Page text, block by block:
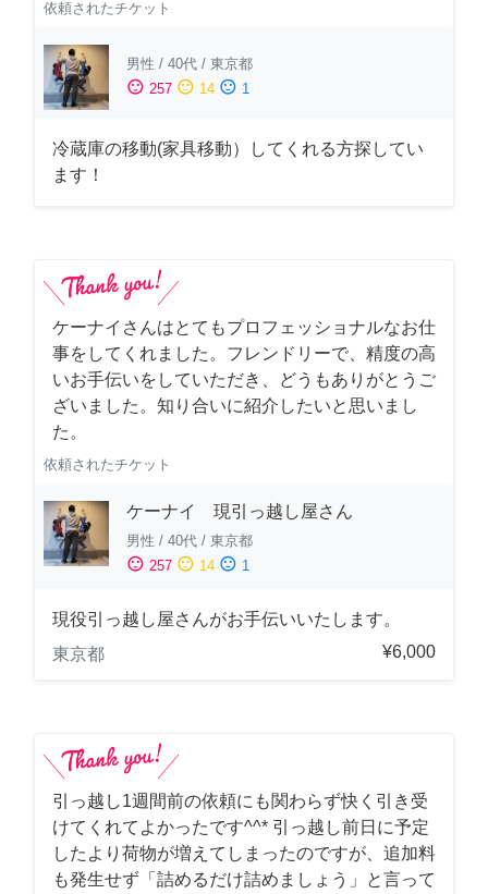
依頼されたチケット
男性 / 40代 / 東京都
sentiment_satisfied 257 sentiment_neutral 14 sentiment_dissatisfied 1
冷蔵庫の移動(家具移動）してくれる方探してい
ます！
ケーナイさんはとてもプロフェッショナルなお仕
事をしてくれました。フレンドリーで、精度の高
いお手伝いをしていただき、どうもありがとうご
ざいました。知り合いに紹介したいと思いまし
た。
依頼されたチケット
ケーナイ 現引っ越し屋さん
男性 / 40代 / 東京都
sentiment_satisfied 257 sentiment_neutral 14 sentiment_dissatisfied 1
現役引っ越し屋さんがお手伝いいたします。
東京都
¥6,000
引っ越し1週間前の依頼にも関わらず快く引き受
けてくれてよかったです^^* 引っ越し前日に予定
したより荷物が増えてしまったのですが、追加料
も発生せず「詰めるだけ詰めましょう」と言って